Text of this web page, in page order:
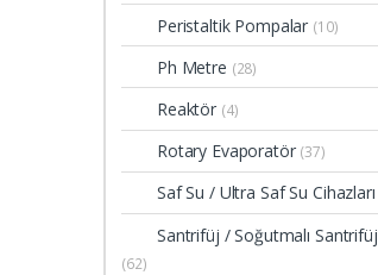
Peristaltik Pompalar (10)
Ph Metre (28)
Reaktör (4)
Rotary Evaporatör (37)
Saf Su / Ultra Saf Su Cihazları
Santrifüj / Soğutmalı Santrifüj
(62)